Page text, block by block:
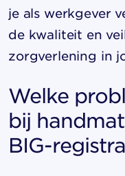
je als werkgever
de kwaliteit en
zorgverlening in
Welke
bij
BIG-